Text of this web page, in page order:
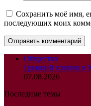
Сохранить моё имя,
последующих моих
Общество
Громкий хлопок в
07.08.2026
Последние темы